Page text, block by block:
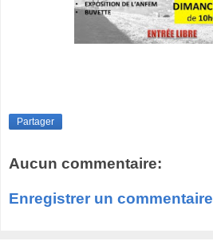
Partager
Aucun commentaire:
Enregistrer un commentaire